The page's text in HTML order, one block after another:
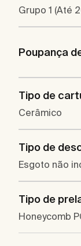
Grupo 1 (Até
Poupança
Tipo de
Cerâmico
Tipo de
Esgoto não
Tipo de
Honeycomb